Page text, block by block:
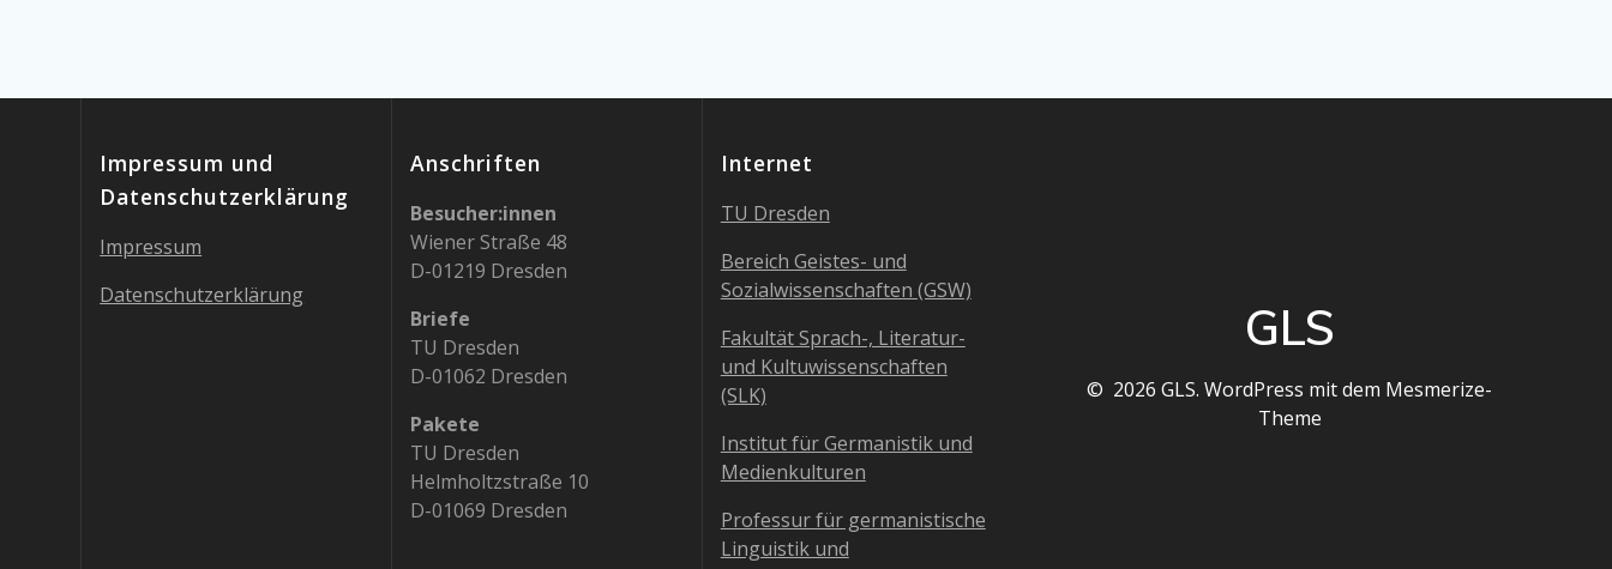
Impressum und
Datenschutzerklärung
Impressum
Datenschutzerklärung
Anschriften
Besucher:innen
Wiener Straße 48
D-01219 Dresden
Briefe
TU Dresden
D-01062 Dresden
Pakete
TU Dresden
Helmholtzstraße 10
D-01069 Dresden
Internet
TU Dresden
Bereich Geistes- und
Sozialwissenschaften (GSW)
Fakultät Sprach-, Literatur-
und Kultuwissenschaften
(SLK)
Institut für Germanistik und
Medienkulturen
Professur für germanistische
Linguistik und
GLS
© 2026 GLS. WordPress mit dem Mesmerize-
Theme